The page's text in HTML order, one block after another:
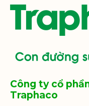
Công ty cổ
Traphaco